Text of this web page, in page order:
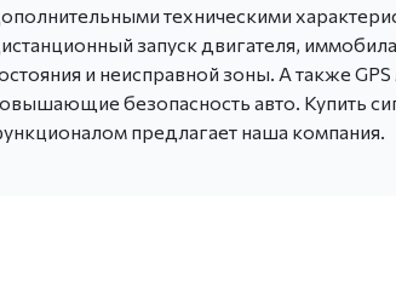
техническими
запуск двигателя,
и неисправной зоны. А также
безопасность авто. Купить
предлагает наша компания.